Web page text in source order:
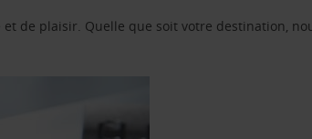
de plaisir. Quelle que soit votre destination,